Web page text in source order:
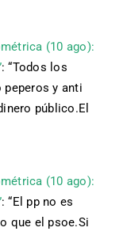
(10 ago):
: “Todos los
peperos y anti
público.El
(10 ago):
: “El pp no es
que el psoe.Si